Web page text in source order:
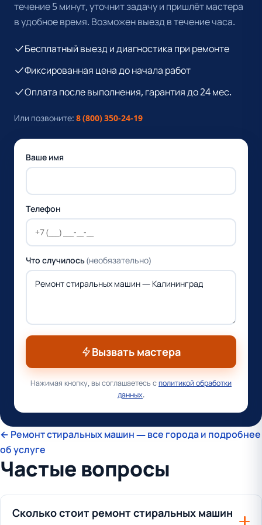
течение 5 минут, уточнит задачу и пришлёт мастера
в удобное время. Возможен выезд в течение часа.
Бесплатный выезд и диагностика при ремонте
Фиксированная цена до начала работ
Оплата после выполнения, гарантия до 24 мес.
Или позвоните: 8 (800) 350-24-19
Ваше имя
Телефон
Что случилось(необязательно)
Вызвать мастера
Нажимая кнопку, вы соглашаетесь сполитикой обработки
данных.
← Ремонт стиральных машин — все города и подробнее
об услуге
Частые вопросы
Сколько стоит ремонт стиральных машин